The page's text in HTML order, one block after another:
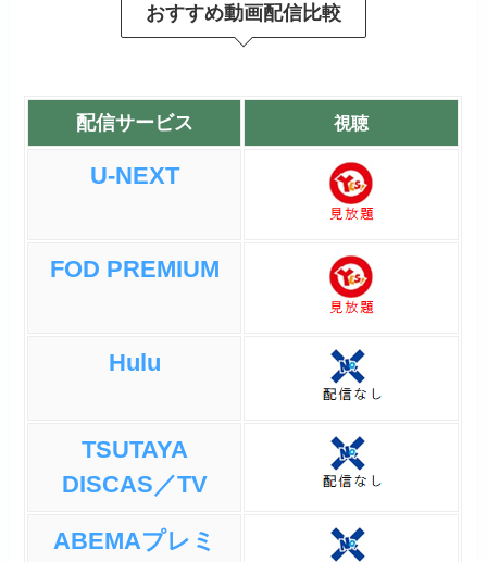
き物です。
このあたりから別行動キャラ
CP7対麦わら海賊団を繰り広
げつつロビンとフランキーの
奪還、そして古代兵器プルト
ンの設計図を守るのが目的で
すがなんと時間制限付き。ウ
ォーターセブン編では船大工
のキャラたちが結構好きだっ
ただけに正体がCP9というの
ンの生きたい、という台詞と
助けに来てくれたメリー号を
いてしまいます。また奪還後
から船出までの間にガープだ
という誰も再登場すると思っ
おすすめ動画配信比較
配信サービス 視聴
U-NEXT
FOD PREMIUM
Hulu
TSUTAYA
DISCAS／TV
ABEMAプレミ